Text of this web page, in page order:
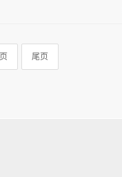
尾页